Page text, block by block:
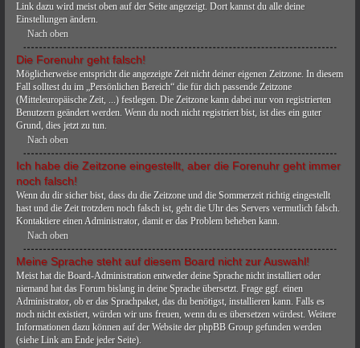
Link dazu wird meist oben auf der Seite angezeigt. Dort kannst du alle deine
Einstellungen ändern.
Nach oben
Die Forenuhr geht falsch!
Möglicherweise entspricht die angezeigte Zeit nicht deiner eigenen Zeitzone. In diesem
Fall solltest du im „Persönlichen Bereich“ die für dich passende Zeitzone
(Mitteleuropäische Zeit, ...) festlegen. Die Zeitzone kann dabei nur von registrierten
Benutzern geändert werden. Wenn du noch nicht registriert bist, ist dies ein guter
Grund, dies jetzt zu tun.
Nach oben
Ich habe die Zeitzone eingestellt, aber die Forenuhr geht immer
noch falsch!
Wenn du dir sicher bist, dass du die Zeitzone und die Sommerzeit richtig eingestellt
hast und die Zeit trotzdem noch falsch ist, geht die Uhr des Servers vermutlich falsch.
Kontaktiere einen Administrator, damit er das Problem beheben kann.
Nach oben
Meine Sprache steht auf diesem Board nicht zur Auswahl!
Meist hat die Board-Administration entweder deine Sprache nicht installiert oder
niemand hat das Forum bislang in deine Sprache übersetzt. Frage ggf. einen
Administrator, ob er das Sprachpaket, das du benötigst, installieren kann. Falls es
noch nicht existiert, würden wir uns freuen, wenn du es übersetzen würdest. Weitere
Informationen dazu können auf der Website der phpBB Group gefunden werden
(siehe Link am Ende jeder Seite).